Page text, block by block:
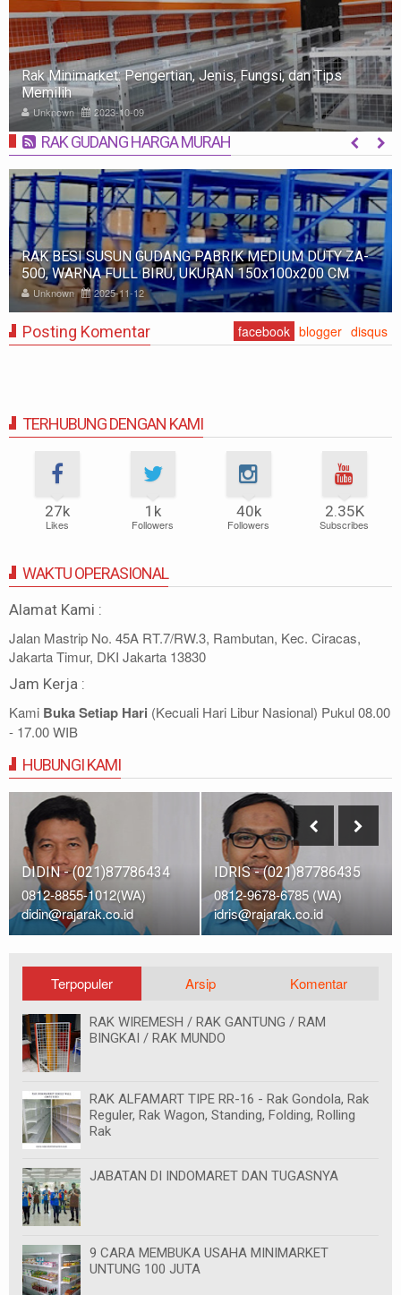
RAK ROKOK BELAKANG KASIR MINIMARKET | RAK
DISPLAY ROKOK INDOMARET ALFAMART
Unknown 2023-05-10
RAK GUDANG HARGA MURAH MORE
Rak Gudang Beban Berat Kapasitas 1-4 Ton per Level:
Solusi Efektif untuk Penyimpanan Industri
Unknown 2024-10-08
Posting Komentar facebook blogger disqus
TERHUBUNG DENGAN KAMI
27k
Likes
1k
Followers
40k
Followers
2.35K
Subscribes
WAKTU OPERASIONAL
Alamat Kami :
Jalan Mastrip No. 45A RT.7/RW.3, Rambutan, Kec. Ciracas,
Jakarta Timur, DKI Jakarta 13830
Jam Kerja :
Kami Buka Setiap Hari (Kecuali Hari Libur Nasional) Pukul 08.00
- 17.00 WIB
HUBUNGI KAMI
DIDIN - (021)87786434
0812-8855-1012(WA)
didin@rajarak.co.id
IDRIS - (021)87786435
0812-9678-6785 (WA)
idris@rajarak.co.id
Terpopuler Arsip Komentar
RAK WIREMESH / RAK GANTUNG / RAM
BINGKAI / RAK MUNDO
RAK ALFAMART TIPE RR-16 - Rak Gondola, Rak
Reguler, Rak Wagon, Standing, Folding, Rolling
Rak
JABATAN DI INDOMARET DAN TUGASNYA
9 CARA MEMBUKA USAHA MINIMARKET
UNTUNG 100 JUTA